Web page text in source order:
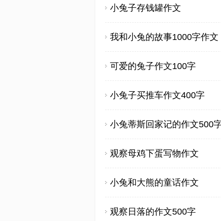
小兔子存钱罐作文
我和小兔的故事1000字作文
可爱的兔子作文100字
小兔子买推车作文400字
小兔蒂斯回家记的作文500
观察母鸡下蛋写物作文
小兔和大熊的童话作文
观察日落的作文500字